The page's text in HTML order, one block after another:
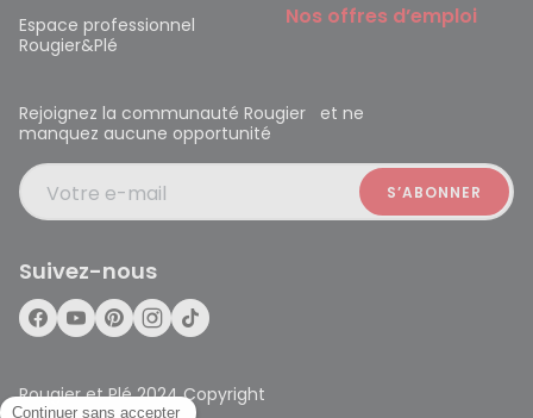
Espace professionnel
Rougier&Plé
Nos offres d’emploi
Rejoignez la communauté Rougier et ne
manquez aucune opportunité
Votre e-mail
Suivez-nous
Rougier et Plé 2024 Copyright